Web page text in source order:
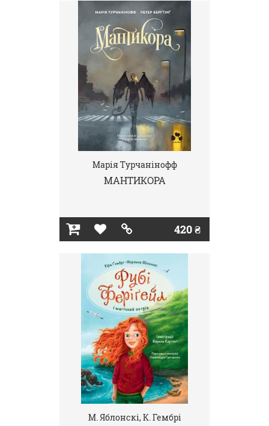
Марія Турчанінофф
МАНТИКОРА
420 ₴
М. Яблонскі, К. Гембрі